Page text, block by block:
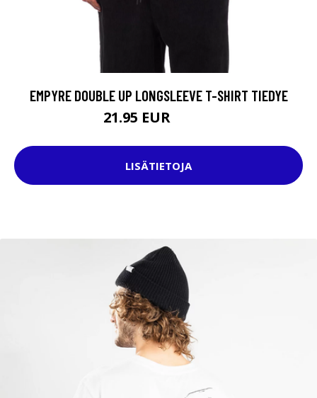
EMPYRE DOUBLE UP LONGSLEEVE T-SHIRT TIEDYE
21.95 EUR
LISÄTIETOJA